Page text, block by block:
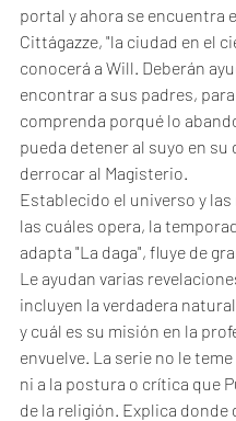
portal y ahora se encuentra
Cittágazze, "la ciudad en el
conocerá a Will. Deberán
encontrar a sus padres,
comprenda porqué lo
pueda detener al suyo en su
derrocar al Magisterio.
Establecido el universo y las
las cuáles opera, la
adapta "La daga", fluye de
Le ayudan varias
incluyen la verdadera
y cuál es su misión en la
envuelve. La serie no le
ni a la postura o crítica que
de la religión. Explica donde